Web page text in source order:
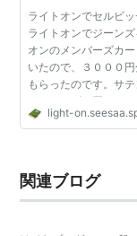
ライトオンでセルビ
ライトオンでジーン
オンのメンバーズカ
いたので、３０００
もらったのです。サ
ージーンズを買いま
でしたが、割引カード
light-
関連ブログ